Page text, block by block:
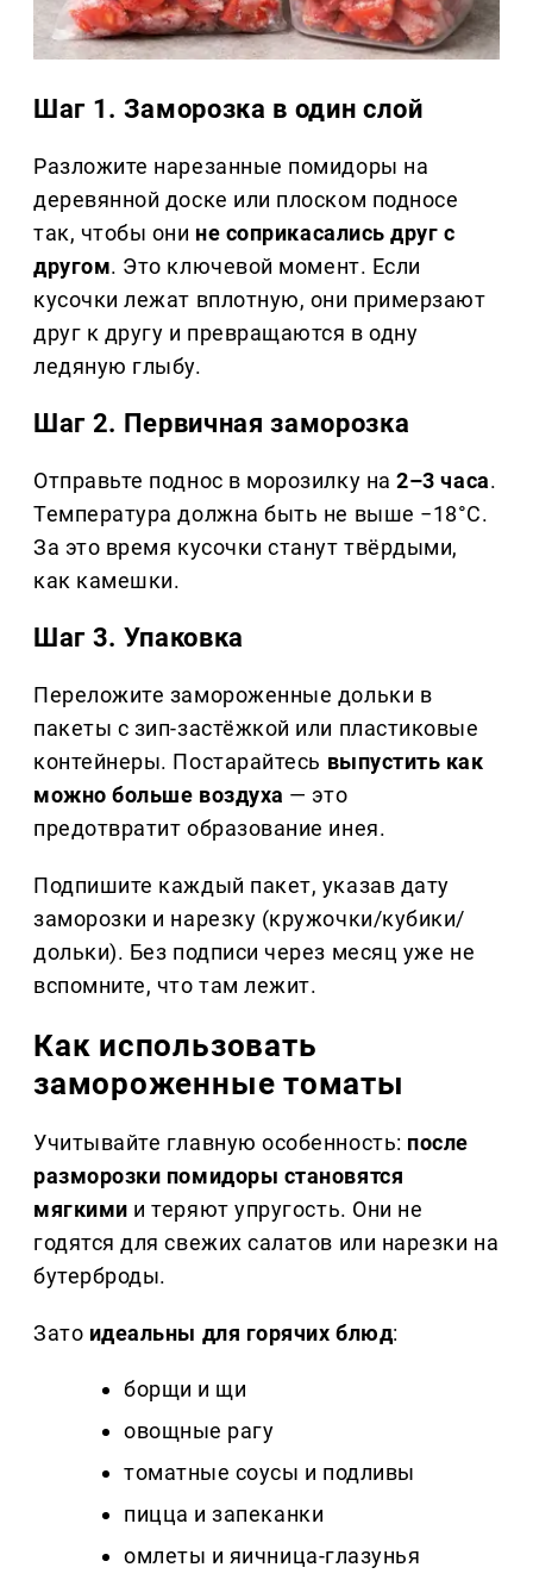
Шаг 1. Заморозка в один слой
Разложите нарезанные помидоры на
деревянной доске или плоском подносе
так, чтобы они не соприкасались друг с
другом. Это ключевой момент. Если
кусочки лежат вплотную, они примерзают
друг к другу и превращаются в одну
ледяную глыбу.
Шаг 2. Первичная заморозка
Отправьте поднос в морозилку на2–3 часа.
Температура должна быть не выше −18°C.
За это время кусочки станут твёрдыми,
как камешки.
Шаг 3. Упаковка
Переложите замороженные дольки в
пакеты с зип-застёжкой или пластиковые
контейнеры. Постарайтесь выпустить как
можно больше воздуха — это
предотвратит образование инея.
Подпишите каждый пакет, указав дату
заморозки и нарезку (кружочки/кубики/
дольки). Без подписи через месяц уже не
вспомните, что там лежит.
Как использовать
замороженные томаты
Учитывайте главную особенность: после
разморозки помидоры становятся
мягкими и теряют упругость. Они не
годятся для свежих салатов или нарезки на
бутерброды.
Зато идеальны для горячих блюд:
борщи и щи
овощные рагу
томатные соусы и подливы
пицца и запеканки
омлеты и яичница-глазунья